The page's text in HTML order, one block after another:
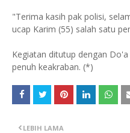
"Terima kasih pak polisi,
ucap Karim (55) salah satu
Kegiatan ditutup dengan
penuh keakraban. (*)
LEBIH LAMA